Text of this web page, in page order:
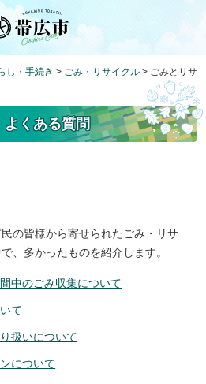
し・手続き > ごみ・リサイクル > ごみとリサ
くある質問
の皆様から寄せられたごみ・リサ
、多かったものを紹介します。
中のごみ収集について
て
扱いについて
について